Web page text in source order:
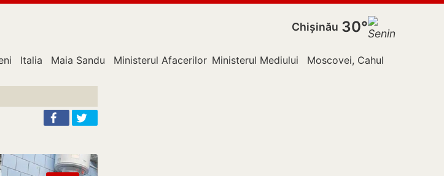
Chișinău 30°
Italia Maia Sandu Ministerul Afacerilor ExterneMinisterul Mediului Moscovei, Cahul